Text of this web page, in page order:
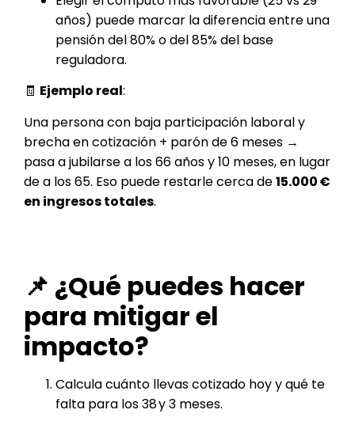
años) puede marcar la diferencia entre una
pensión del 80% o del 85% del base
reguladora.
🧾 Ejemplo real:
Una persona con baja participación laboral y
brecha en cotización + parón de 6 meses →
pasa a jubilarse a los 66 años y 10 meses, en lugar
de a los 65. Eso puede restarle cerca de15.000 €
en ingresos totales.
📌 ¿Qué puedes hacer
para mitigar el
impacto?
Calcula cuánto llevas cotizado hoy y qué te
falta para los 38 y 3 meses.